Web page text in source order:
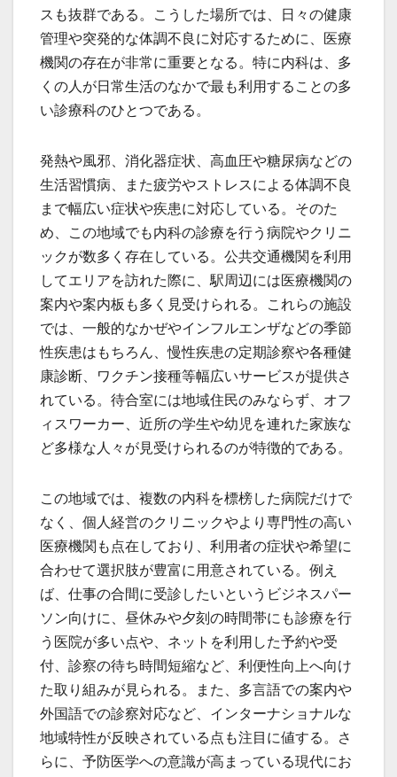
スも抜群である。こうした場所では、日々の健康
管理や突発的な体調不良に対応するために、医療
機関の存在が非常に重要となる。特に内科は、多
くの人が日常生活のなかで最も利用することの多
い診療科のひとつである。
発熱や風邪、消化器症状、高血圧や糖尿病などの
生活習慣病、また疲労やストレスによる体調不良
まで幅広い症状や疾患に対応している。そのた
め、この地域でも内科の診療を行う病院やクリニ
ックが数多く存在している。公共交通機関を利用
してエリアを訪れた際に、駅周辺には医療機関の
案内や案内板も多く見受けられる。これらの施設
では、一般的なかぜやインフルエンザなどの季節
性疾患はもちろん、慢性疾患の定期診察や各種健
康診断、ワクチン接種等幅広いサービスが提供さ
れている。待合室には地域住民のみならず、オフ
ィスワーカー、近所の学生や幼児を連れた家族な
ど多様な人々が見受けられるのが特徴的である。
この地域では、複数の内科を標榜した病院だけで
なく、個人経営のクリニックやより専門性の高い
医療機関も点在しており、利用者の症状や希望に
合わせて選択肢が豊富に用意されている。例え
ば、仕事の合間に受診したいというビジネスパー
ソン向けに、昼休みや夕刻の時間帯にも診療を行
う医院が多い点や、ネットを利用した予約や受
付、診察の待ち時間短縮など、利便性向上へ向け
た取り組みが見られる。また、多言語での案内や
外国語での診察対応など、インターナショナルな
地域特性が反映されている点も注目に値する。さ
らに、予防医学への意識が高まっている現代にお